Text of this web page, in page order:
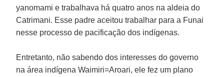
yanomami e trabalhava há quatro anos na aldeia do
Catrimani. Esse padre aceitou trabalhar para a Funai
nesse processo de pacificação dos indígenas.
Entretanto, não sabendo dos interesses do governo
na área indígena Waimiri=Aroari, ele fez um plano